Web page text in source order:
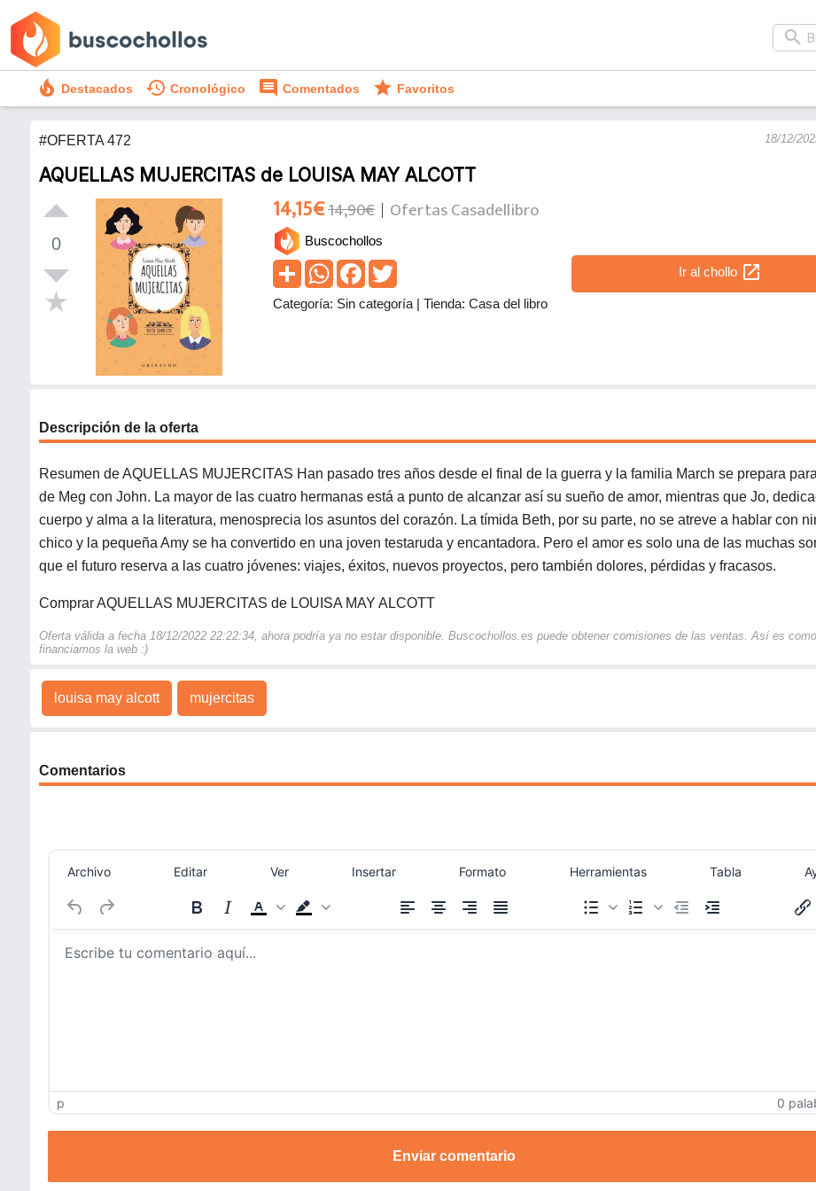
search
local_fire_department Destacados history Cronológico comment Comentados star Favoritos
#OFERTA 472 18/12/
AQUELLAS MUJERCITAS de LOUISA MAY ALCOTT
0
14,15€14,90€ Ofertas Casadellibro
Buscochollos
Ir al chollo open_in_new
Categoría: Sin categoría | Tienda: Casa del libro
Descripción de la oferta
Resumen de AQUELLAS MUJERCITAS Han pasado tres años desde el final de la guerra y la familia March se prepara
de Meg con John. La mayor de las cuatro hermanas está a punto de alcanzar así su sueño de amor, mientras que Jo,
cuerpo y alma a la literatura, menosprecia los asuntos del corazón. La tímida Beth, por su parte, no se atreve a hablar con
chico y la pequeña Amy se ha convertido en una joven testaruda y encantadora. Pero el amor es solo una de las muchas
que el futuro reserva a las cuatro jóvenes: viajes, éxitos, nuevos proyectos, pero también dolores, pérdidas y fracasos.
Comprar AQUELLAS MUJERCITAS de LOUISA MAY ALCOTT
Oferta válida a fecha 18/12/2022 22:22:34, ahora podría ya no estar disponible. Buscochollos.es puede obtener comisiones de las ventas. Así es como
financiamos la web :)
louisa may alcott mujercitas
Comentarios
Archivo Editar Ver Insertar Formato Herramientas Tabla
p 0
Enviar comentario